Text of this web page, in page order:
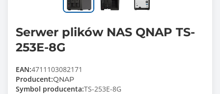
Serwer plików NAS QNAP TS-
253E-8G
EAN:4711103082171
Producent:QNAP
Symbol producenta:TS-253E-8G